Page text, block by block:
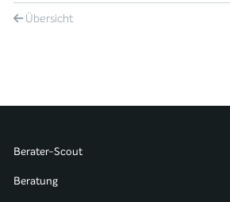
Übersicht
Berater-Scout
Beratung